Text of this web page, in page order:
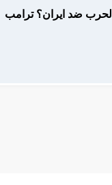
ضد ايران؟ ترامب